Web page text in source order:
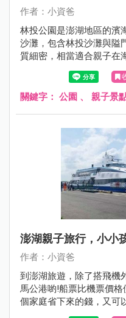
作者：小資爸
林投公園是澎湖地區的濱
沙灘，包含林投沙灘與隘
質細密，相當適合親子在
磨石子溜滑梯等遊具，絕
景點，現在就跟著小資爸
關鍵字： 公園 、 親子景
澎湖親子旅行，小小
作者：小資爸
到澎湖旅遊，除了搭飛機
馬公港喲!船票比機票價
個家庭省下來的錢，又可
海鮮!這次小資爸分別搭